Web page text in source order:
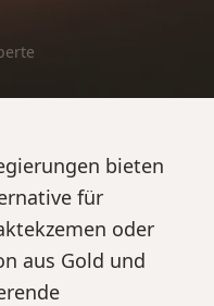
bieten
für
oder
aus Gold und